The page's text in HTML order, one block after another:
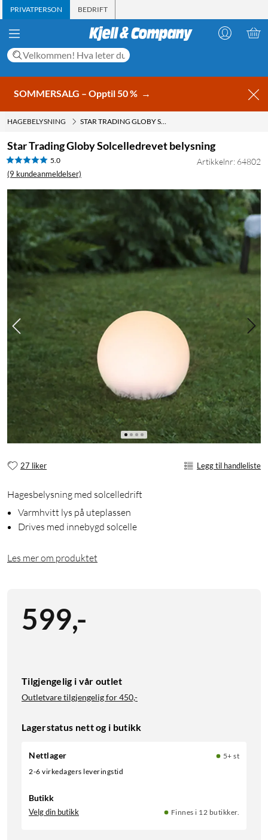
PRIVATPERSON BEDRIFT
SOMMERSALG – Opptil 50 % →
HAGEBELYSNING STAR TRADING GLOBY SOLCELLEDREVET BELYSNING
Star Trading Globy Solcelledrevet belysning
5.0
(9 kundeanmeldelser)
Artikkelnr: 64802
27 liker Legg til handleliste
Hagesbelysning med solcelledrift
Varmhvitt lys på uteplassen
Drives med innebygd solcelle
Les mer om produktet
599,-
Tilgjengelig i vår outlet
Outletvare tilgjengelig for450,-
Lagerstatus nett og i butikk
Nettlager
5+ st
2-6 virkedagers leveringstid
Butikk
Velg din butikk Finnes i 12 butikker.